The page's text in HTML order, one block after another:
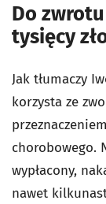
Do
tysięcy
Jak tłumaczy
korzysta ze
chorobowego.
wypłacony,
nawet